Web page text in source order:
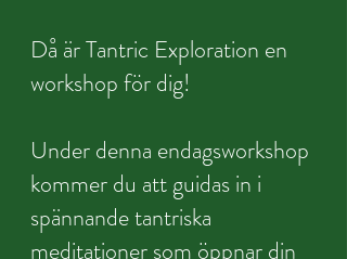
Då är Tantric Exploration en
workshop för dig!
Under denna endagsworkshop
kommer du att guidas in i
spännande tantriska
meditationer som öppnar din